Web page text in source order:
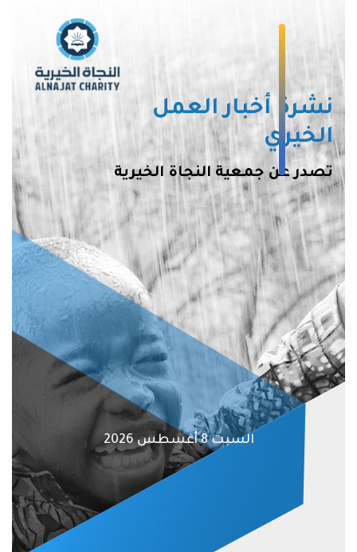
نشرة أخبار العمل
الخيري
تصدر عن جمعية النجاة الخيرية
السبت 8 أغسطس 2026